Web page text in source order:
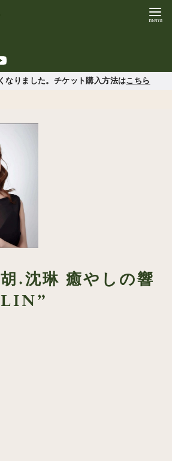
なりました。チケット購入方法はこちら
.沈琳 癒やしの響